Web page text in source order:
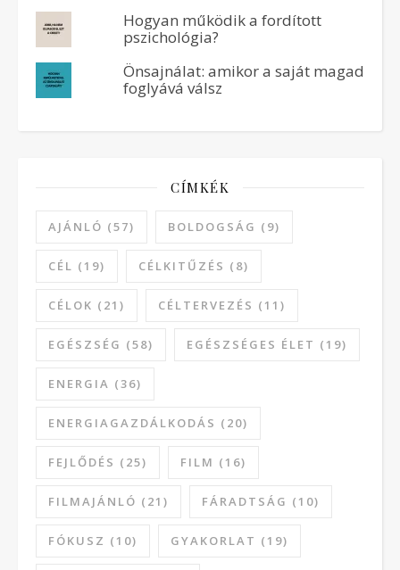
Hogyan működik a fordított
pszichológia?
Önsajnálat: amikor a saját magad
foglyává válsz
CÍMKÉK
AJÁNLÓ (57) BOLDOGSÁG (9)
CÉL (19) CÉLKITŰZÉS (8)
CÉLOK (21) CÉLTERVEZÉS (11)
EGÉSZSÉG (58) EGÉSZSÉGES ÉLET (19)
ENERGIA (36)
ENERGIAGAZDÁLKODÁS (20)
FEJLŐDÉS (25) FILM (16)
FILMAJÁNLÓ (21) FÁRADTSÁG (10)
FÓKUSZ (10) GYAKORLAT (19)